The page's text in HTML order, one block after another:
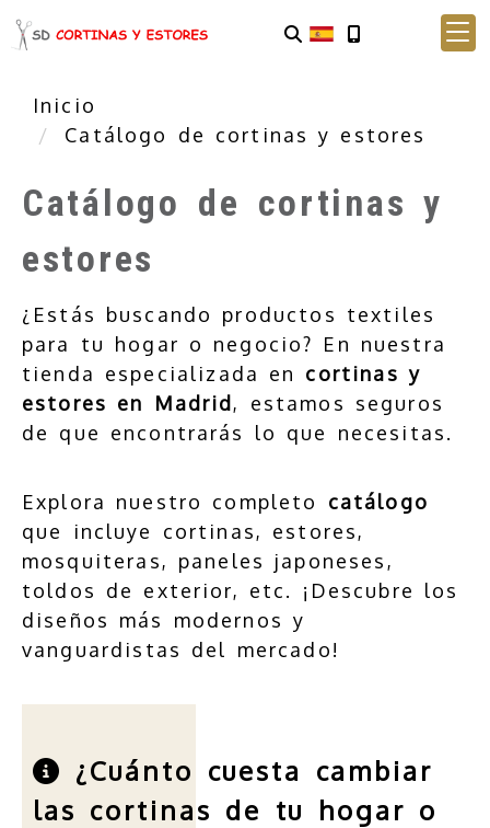
Inicio
Catálogo de cortinas y estores
Catálogo de cortinas y
estores
¿Estás buscando productos textiles
para tu hogar o negocio? En nuestra
tienda especializada en cortinas y
estores en Madrid, estamos seguros
de que encontrarás lo que necesitas.
Explora nuestro completo catálogo
que incluye cortinas, estores,
mosquiteras, paneles japoneses,
toldos de exterior, etc. ¡Descubre los
diseños más modernos y
vanguardistas del mercado!
¿Cuánto cuesta cambiar
las cortinas de tu hogar o